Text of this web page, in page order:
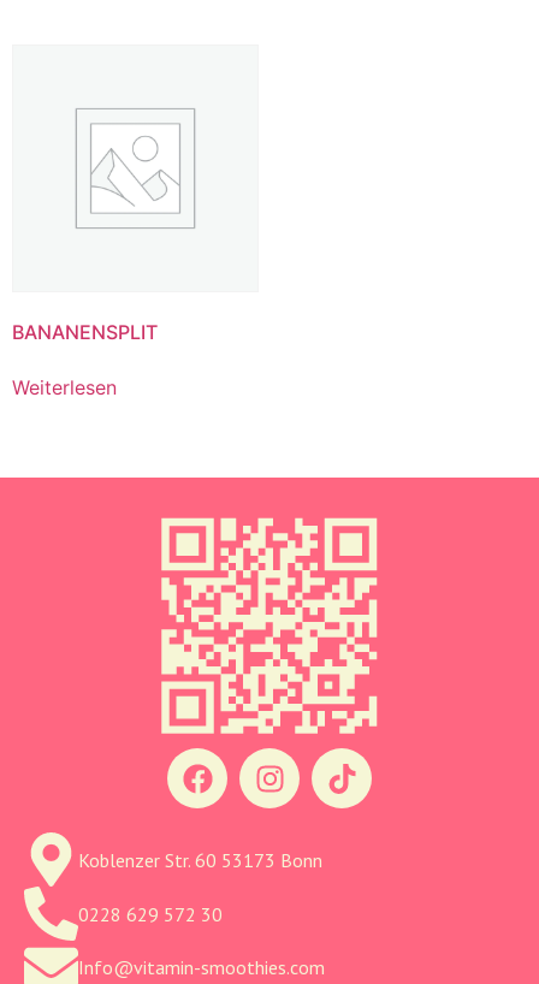
BANANENSPLIT
Weiterlesen
Koblenzer Str. 60 53173 Bonn
0228 629 572 30
Info@vitamin-smoothies.com